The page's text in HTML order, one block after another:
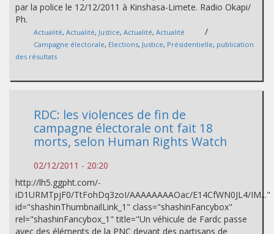
par la police le 12/12/2011 à Kinshasa-Limete. Radio Okapi/
Ph.
Actualité, Actualité, Justice, Actualité, Actualité /
Campagne électorale, Elections, Justice, Présidentielle, publication
des résultats
RDC: les violences de fin de
campagne électorale ont fait 18
morts, selon Human Rights Watch
02/12/2011 - 20:20
http://lh5.ggpht.com/-
iD1URMTpjF0/TtFohDq3zoI/AAAAAAAAOac/E14CfWN0JL4/IM..."
id="shashinThumbnailLink_1" class="shashinFancybox"
rel="shashinFancybox_1" title="Un véhicule de Fardc passe
avec des éléments de la PNC devant des partisans de